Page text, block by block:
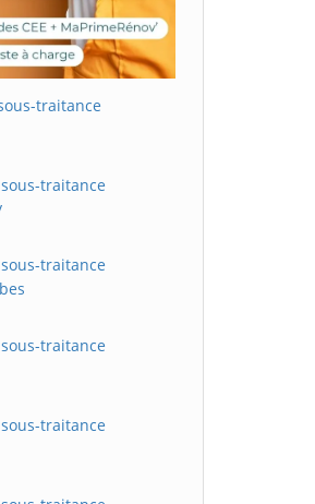
traitance
traitance
traitance
traitance
traitance